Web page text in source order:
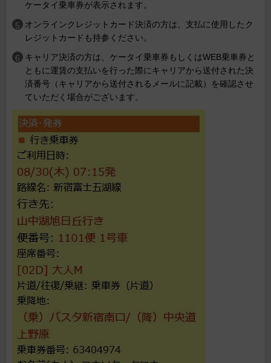
ケータイ乗車券が表示されます。
オンラインクレジットカード決済の方は、支払に使用したク
レジットカードも持参ください。
キャリア決済の方は、ケータイ乗車券もしくはWEB乗車券と
ともに運賃の支払いを行った際にキャリアから送付された決
済番号（キャリアから送付されるメールに記載）を確認させ
ていただく場合がございます。